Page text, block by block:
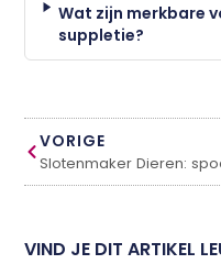
Wat zijn merkbare
suppletie?
VORIGE
VIND JE DIT ARTIKEL